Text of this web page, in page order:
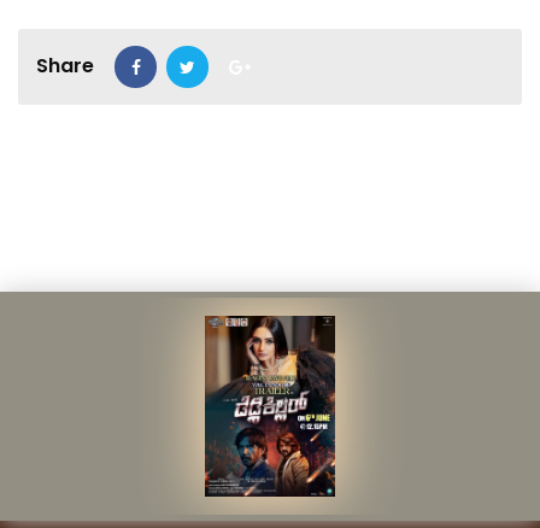
Share